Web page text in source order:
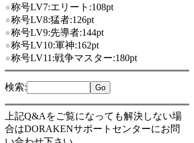
●称号LV7:エリート:108pt
●称号LV8:猛者:126pt
●称号LV9:先導者:144pt
●称号LV10:軍神:162pt
●称号LV11:戦争マスター:180pt
検索:
上記Q&Aをご覧になっても解決しない場
合はDORAKENサポートセンターにお問